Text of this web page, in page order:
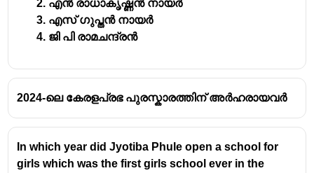
എൻ രാധാകൃഷ്ണൻ നായർ
എസ് ഗുപ്തൻ നായർ
ജി പി രാമചന്ദ്രൻ
2024-ലെ കേരളപ്രഭ പുരസ്കാരത്തിന് അർഹരായവർ
In which year did Jyotiba Phule open a school for
girls which was the first girls school ever in the